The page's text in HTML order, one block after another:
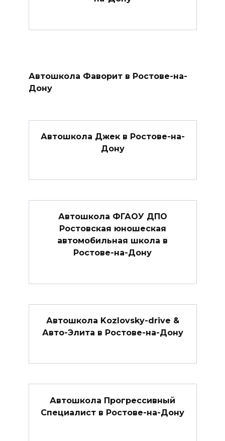
Автошкола Фаворит в Ростове-на-
Дону
Автошкола Джек в Ростове-на-
Дону
Автошкола ФГАОУ ДПО
Ростовская юношеская
автомобильная школа в
Ростове-на-Дону
Автошкола Kozlovsky-drive &
Авто-Элита в Ростове-на-Дону
Автошкола Прогрессивный
Специалист в Ростове-на-Дону